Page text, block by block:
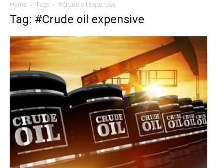
Home Tags #Crude oil expensive
Tag: #Crude oil expensive